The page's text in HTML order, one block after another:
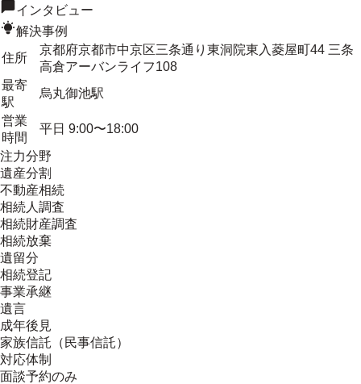
インタビュー
解決事例
住所
京都府京都市中京区三条通り東洞院東入菱屋町44 三条
高倉アーバンライフ108
最寄
駅
烏丸御池駅
営業
時間
平日 9:00〜18:00
注力分野
遺産分割
不動産相続
相続人調査
相続財産調査
相続放棄
遺留分
相続登記
事業承継
遺言
成年後見
家族信託（民事信託）
対応体制
面談予約のみ